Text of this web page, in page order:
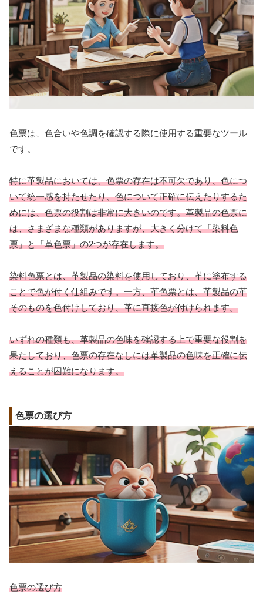
色票は、色合いや色調を確認する際に使用する重要なツール
です。
特に革製品においては、色票の存在は不可欠であり、色につ
いて統一感を持たせたり、色について正確に伝えたりするた
めには、色票の役割は非常に大きいのです。革製品の色票に
は、さまざまな種類がありますが、大きく分けて「染料色
票」と「革色票」の2つが存在します。
染料色票とは、革製品の染料を使用しており、革に塗布する
ことで色が付く仕組みです。一方、革色票とは、革製品の革
そのものを色付けしており、革に直接色が付けられます。
いずれの種類も、革製品の色味を確認する上で重要な役割を
果たしており、色票の存在なしには革製品の色味を正確に伝
えることが困難になります。
色票の選び方
色票の選び方